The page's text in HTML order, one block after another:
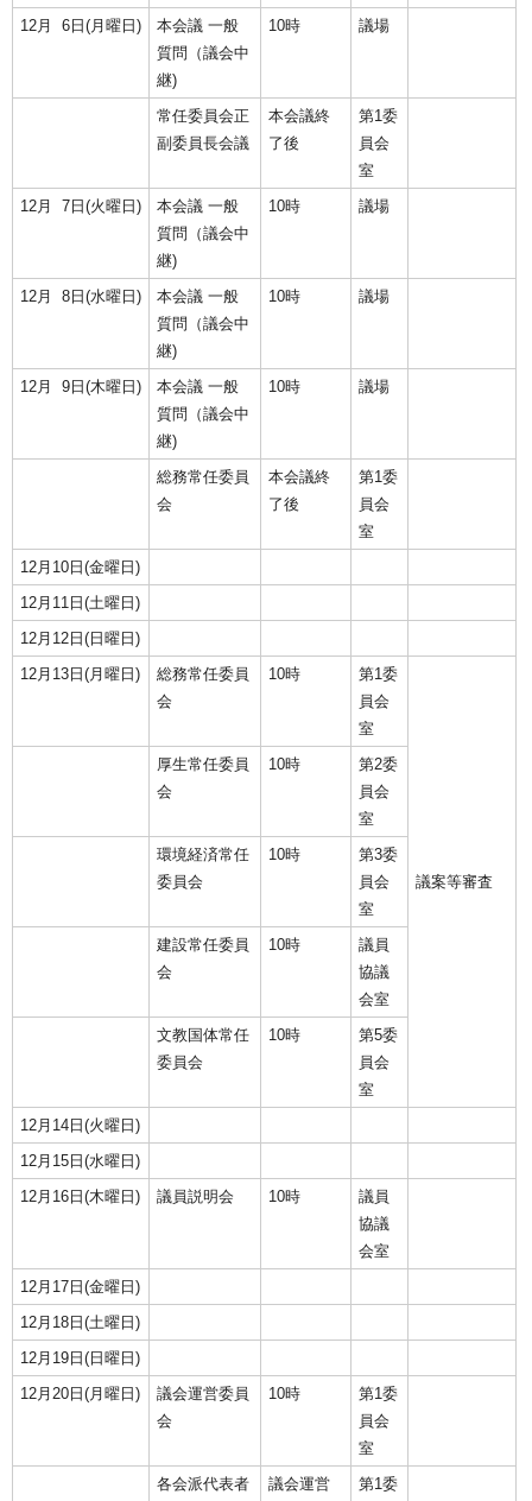
12月 6日(月曜日)
本会議 一般
質問（議会中
継)
10時 議場
常任委員会正
副委員長会議
本会議終
了後
第1委
員会
室
12月 7日(火曜日)
本会議 一般
質問（議会中
継)
10時 議場
12月 8日(水曜日)
本会議 一般
質問（議会中
継)
10時 議場
12月 9日(木曜日)
本会議 一般
質問（議会中
継)
10時 議場
総務常任委員
会
本会議終
了後
第1委
員会
室
12月10日(金曜日)
12月11日(土曜日)
12月12日(日曜日)
12月13日(月曜日)
総務常任委員
会
10時
第1委
員会
室
議案等審査
厚生常任委員
会
10時
第2委
員会
室
環境経済常任
委員会
10時
第3委
員会
室
建設常任委員
会
10時
議員
協議
会室
文教国体常任
委員会
10時
第5委
員会
室
12月14日(火曜日)
12月15日(水曜日)
12月16日(木曜日)
議員説明会 10時
議員
協議
会室
12月17日(金曜日)
12月18日(土曜日)
12月19日(日曜日)
12月20日(月曜日)
議会運営委員
会
10時
第1委
員会
室
各会派代表者
議会運営
第1委